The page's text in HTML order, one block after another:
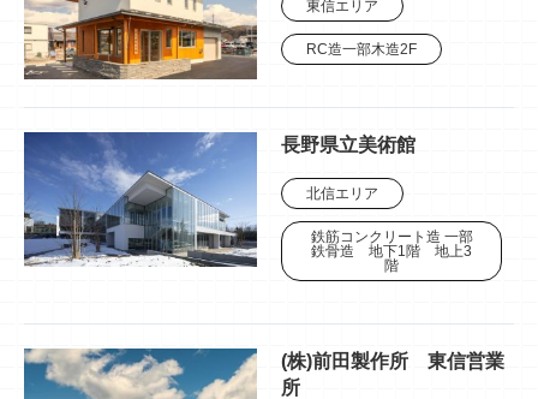
東信エリア
RC造一部木造2F
長野県立美術館
北信エリア
鉄筋コンクリート造 一部
鉄骨造 地下1階 地上3
階
(株)前田製作所 東信営業
所